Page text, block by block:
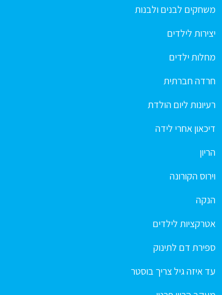
משחקים לבנים ולבנות
יצירות לילדים
מחלות ילדים
חרדה חברתית
רעיונות ליום הולדת
דיכאון אחרי לידה
הריון
וירוס הקורונה
הנקה
אטרקציות לילדים
ספירת דם לתינוק
עד איזה גיל צריך בוסטר